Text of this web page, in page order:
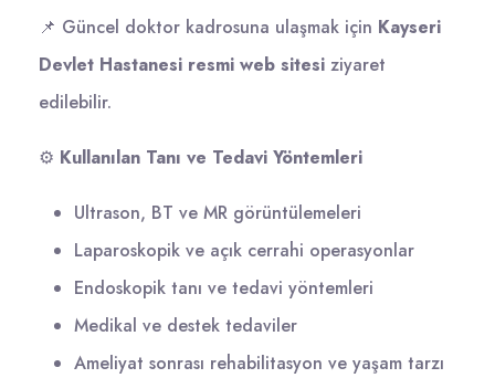
📌 Güncel doktor kadrosuna ulaşmak için Kayseri
Devlet Hastanesi resmi web sitesi ziyaret
edilebilir.
⚙️ Kullanılan Tanı ve Tedavi Yöntemleri
Ultrason, BT ve MR görüntülemeleri
Laparoskopik ve açık cerrahi operasyonlar
Endoskopik tanı ve tedavi yöntemleri
Medikal ve destek tedaviler
Ameliyat sonrası rehabilitasyon ve yaşam tarzı